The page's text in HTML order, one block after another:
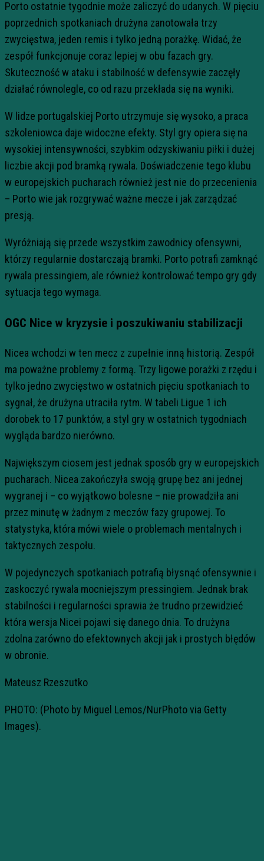
Porto ostatnie tygodnie może zaliczyć do udanych. W pięciu
poprzednich spotkaniach drużyna zanotowała trzy
zwycięstwa, jeden remis i tylko jedną porażkę. Widać, że
zespół funkcjonuje coraz lepiej w obu fazach gry.
Skuteczność w ataku i stabilność w defensywie zaczęły
działać równolegle, co od razu przekłada się na wyniki.
W lidze portugalskiej Porto utrzymuje się wysoko, a praca
szkoleniowca daje widoczne efekty. Styl gry opiera się na
wysokiej intensywności, szybkim odzyskiwaniu piłki i dużej
liczbie akcji pod bramką rywala. Doświadczenie tego klubu
w europejskich pucharach również jest nie do przecenienia
– Porto wie jak rozgrywać ważne mecze i jak zarządzać
presją.
Wyróżniają się przede wszystkim zawodnicy ofensywni,
którzy regularnie dostarczają bramki. Porto potrafi zamknąć
rywala pressingiem, ale również kontrolować tempo gry gdy
sytuacja tego wymaga.
OGC Nice w kryzysie i poszukiwaniu stabilizacji
Nicea wchodzi w ten mecz z zupełnie inną historią. Zespół
ma poważne problemy z formą. Trzy ligowe porażki z rzędu i
tylko jedno zwycięstwo w ostatnich pięciu spotkaniach to
sygnał, że drużyna utraciła rytm. W tabeli Ligue 1 ich
dorobek to 17 punktów, a styl gry w ostatnich tygodniach
wygląda bardzo nierówno.
Największym ciosem jest jednak sposób gry w europejskich
pucharach. Nicea zakończyła swoją grupę bez ani jednej
wygranej i – co wyjątkowo bolesne – nie prowadziła ani
przez minutę w żadnym z meczów fazy grupowej. To
statystyka, która mówi wiele o problemach mentalnych i
taktycznych zespołu.
W pojedynczych spotkaniach potrafią błysnąć ofensywnie i
zaskoczyć rywala mocniejszym pressingiem. Jednak brak
stabilności i regularności sprawia że trudno przewidzieć
która wersja Nicei pojawi się danego dnia. To drużyna
zdolna zarówno do efektownych akcji jak i prostych błędów
w obronie.
Mateusz Rzeszutko
PHOTO: (Photo by Miguel Lemos/NurPhoto via Getty
Images).